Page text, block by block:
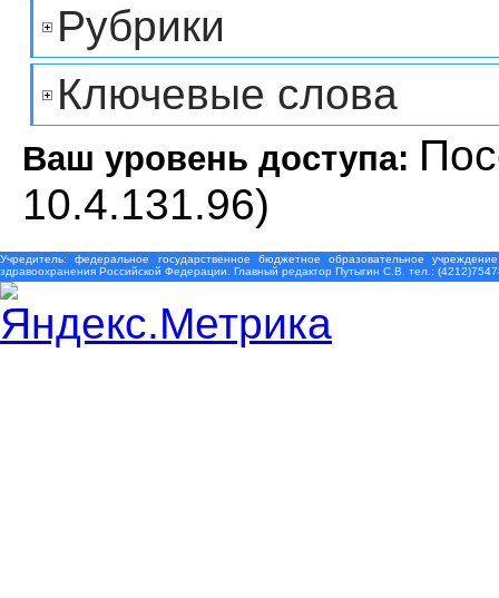
Рубрики
Ключевые слова
Ваш уровень доступа:
10.4.131.96)
Учредитель: федеральное государственное бюджетное образовательное
здравоохранения Российской Федерации. Главный редактор Путыгин С.В. тел.: